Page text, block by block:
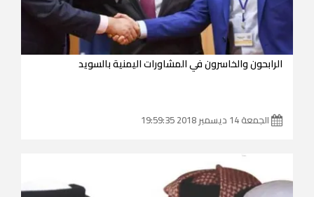
الرابحون والخاسرون في المشاورات اليمنية بالسويد
الجمعة 14 ديسمبر 2018 19:59:35